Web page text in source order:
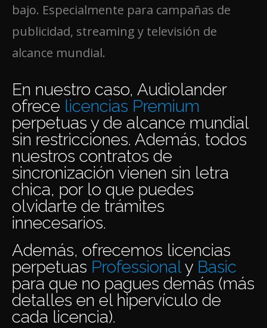
bajo. Especialmente para campañas de
publicidad, streaming y televisión de
alcance mundial.
En nuestro caso, Audiolander
ofrece licencias Premium
perpetuas y de alcance mundial
sin restricciones. Además, todos
nuestros contratos de
sincronización vienen sin letra
chica, por lo que puedes
olvidarte de trámites
innecesarios.
Además, ofrecemos licencias
perpetuas Professionaly Basic
para que no pagues demás (más
detalles en el hipervículo de
cada licencia).